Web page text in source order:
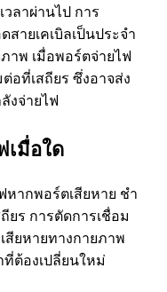
ลาผ่านไป การ
ายเคเบิลเป็นประจํา
าพ เมื่อพอร์ตจ่ายไฟ
อที่เสถียร ซึ่งอาจส่ง
งจ่ายไฟ
เมื่อใด
ากพอร์ตเสียหาย ชํา
ยร การตัดการเชื่อม
สียหายทางกายภาพ
ต้องเปลี่ยนใหม่